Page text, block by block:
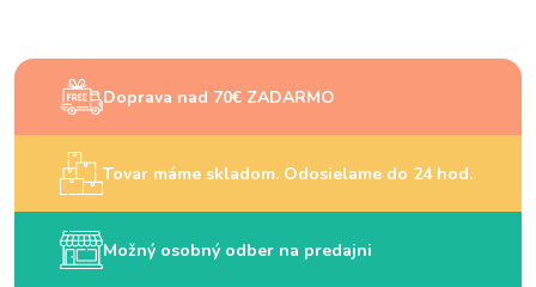
Doprava nad 70€ ZADARMO
Tovar máme skladom. Odosielame do 24 hod.
Možný osobný odber na predajni